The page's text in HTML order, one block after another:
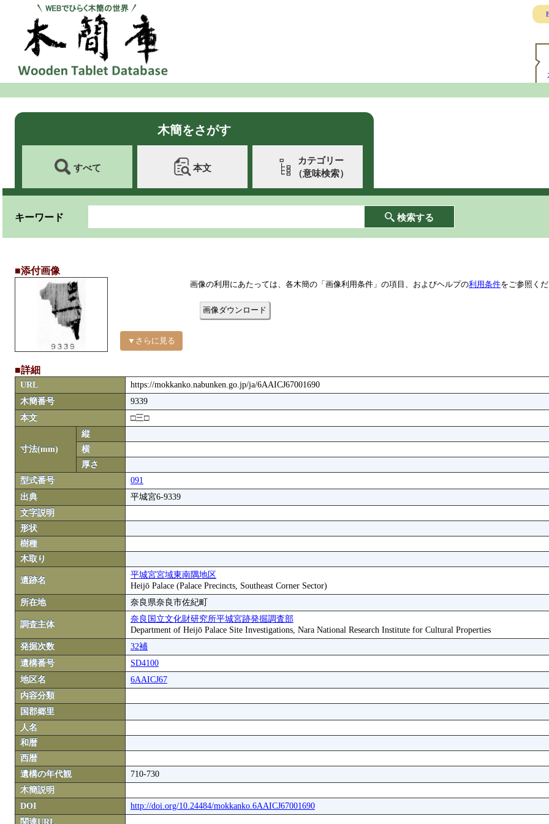
木簡をさがす
すべて 本文
カテゴリー
（意味検索）
キーワード 検索する
■添付画像
▼さらに見る
画像の利用にあたっては、各木簡の「画像利用条件」の項目、およびヘルプの利用条件をご参照く
画像ダウンロード
■詳細
URL
https://mokkanko.nabunken.go.jp/ja/6AAICJ67001690
木簡番号
9339
本文
□三□
寸法(mm)
縦
横
厚さ
型式番号
091
出典
平城宮6-9339
文字説明
形状
樹種
木取り
遺跡名
平城宮宮域東南隅地区
Heijō Palace (Palace Precincts, Southeast Corner Sector)
所在地
奈良県奈良市佐紀町
調査主体
奈良国立文化財研究所平城宮跡発掘調査部
Department of Heijō Palace Site Investigations, Nara National Research Institute for Cultural Properties
発掘次数
32補
遺構番号
SD4100
地区名
6AAICJ67
内容分類
国郡郷里
人名
和暦
西暦
遺構の年代観
710-730
木簡説明
DOI
http://doi.org/10.24484/mokkanko.6AAICJ67001690
関連URL